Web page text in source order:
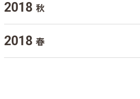
2018 秋
2018 春